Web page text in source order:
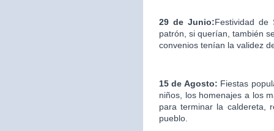
29 de Junio:Festividad de
patrón, si querían, también
convenios tenían la validez
15 de Agosto: Fiestas
niños, los homenajes a los
para terminar la caldereta,
pueblo.